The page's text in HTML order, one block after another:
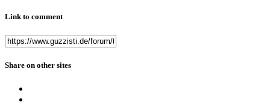
Link to comment
Share on other sites